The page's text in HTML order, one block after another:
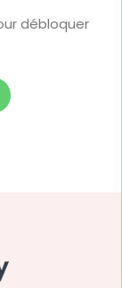
débloquer